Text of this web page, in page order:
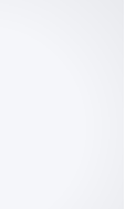
使用体验：
40%，适合